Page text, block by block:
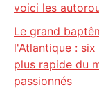
voici les
Le grand
l'Atlantique :
plus rapide du
passionnés